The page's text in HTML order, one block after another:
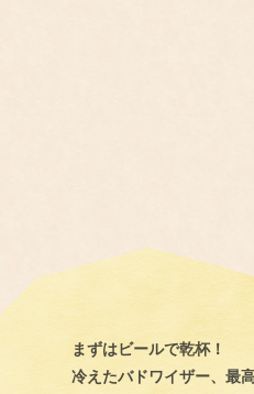
まずはビールで乾杯！
冷えたバドワイザー、最